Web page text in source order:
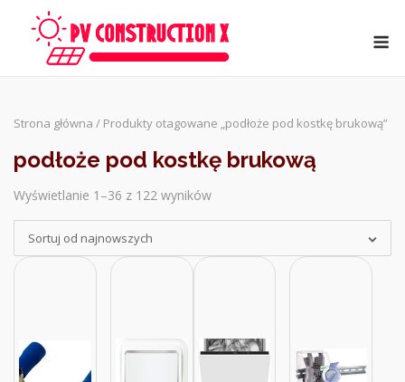
Strona główna / Produkty otagowane „podłoże pod kostkę brukową”
podłoże pod kostkę brukową
Wyświetlanie 1–36 z 122 wyników
latest
Sortuj od najnowszych